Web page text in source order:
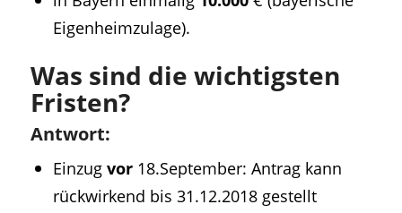
Eigenheimzulage).
Was sind die wichtigsten
Fristen?
Antwort:
Einzug vor18.September: Antrag kann
rückwirkend bis 31.12.2018 gestellt